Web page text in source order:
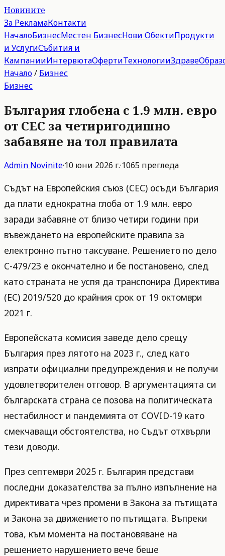
Новините
За РекламаКонтакти
НачалоБизнесМестен БизнесНови ОбектиПродукти
и УслугиСъбития и
КампанииИнтервютаОфертиТехнологииЗдраве
Начало/ Бизнес
Бизнес
България глобена с 1.9 млн. евро
от СЕС за четиригодишно
забавяне на тол правилата
Admin Novinite·10 юни 2026 г.·1065 прегледа
Съдът на Европейския съюз (СЕС) осъди България
да плати еднократна глоба от 1.9 млн. евро
заради забавяне от близо четири години при
въвеждането на европейските правила за
електронно пътно таксуване. Решението по дело
C-479/23 е окончателно и бе постановено, след
като страната не успя да транспонира Директива
(ЕС) 2019/520 до крайния срок от 19 октомври
2021 г.
Европейската комисия заведе дело срещу
България през лятото на 2023 г., след като
изпрати официални предупреждения и не получи
удовлетворителен отговор. В аргументацията си
българската страна се позова на политическата
нестабилност и пандемията от COVID-19 като
смекчаващи обстоятелства, но Съдът отхвърли
тези доводи.
През септември 2025 г. България представи
последни доказателства за пълно изпълнение на
директивата чрез промени в Закона за пътищата
и Закона за движението по пътищата. Въпреки
това, към момента на постановяване на
решението нарушението вече беше